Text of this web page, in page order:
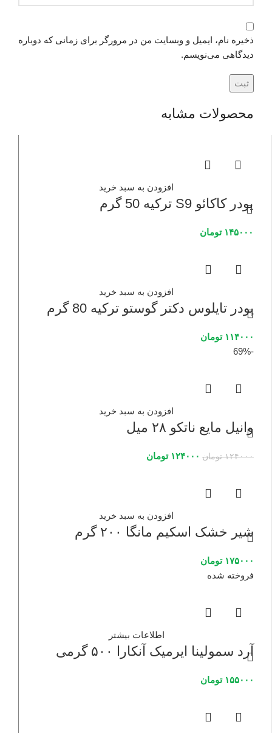
ذخیره نام، ایمیل و وبسایت من در مرورگر برای زمانی که دوباره
دیدگاهی می‌نویسم.
محصولات مشابه
افزودن به سبد خرید
پودر کاکائو S9 ترکیه 50 گرم
۱۴۵۰۰۰ تومان
افزودن به سبد خرید
پودر تایلوس دکتر گوستو ترکیه 80 گرم
۱۱۴۰۰۰ تومان
-69%
افزودن به سبد خرید
وانیل مایع ناتکو ۲۸ میل
۱۲۴۰۰۰ تومان ۱۲۴۰۰۰ تومان
افزودن به سبد خرید
شیر خشک اسکیم مانگا ۲۰۰ گرم
۱۷۵۰۰۰ تومان
فروخته شده
اطلاعات بیشتر
آرد سمولینا ایرمیک آنکارا ۵۰۰ گرمی
۱۵۵۰۰۰ تومان